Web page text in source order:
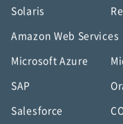
Solaris
Amazon Web Services
Microsoft Azure
SAP
Salesforce